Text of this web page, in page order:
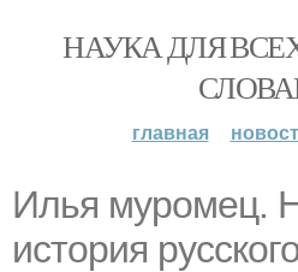
НАУКА ДЛЯ
главная
Илья муромец.
история